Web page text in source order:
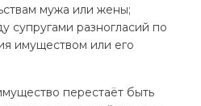
мужа или жены;
супругами разногласий по
имуществом или его
перестаёт быть